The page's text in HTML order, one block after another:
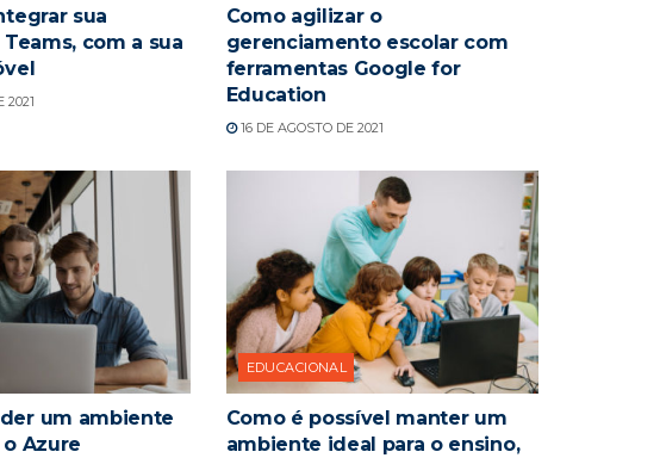
sua
com a sua
2021
Como agilizar o
gerenciamento escolar com
ferramentas Google for
Education
16 DE AGOSTO DE 2021
um ambiente
Azure
EDUCACIONAL
Como é possível manter um
ambiente ideal para o ensino,